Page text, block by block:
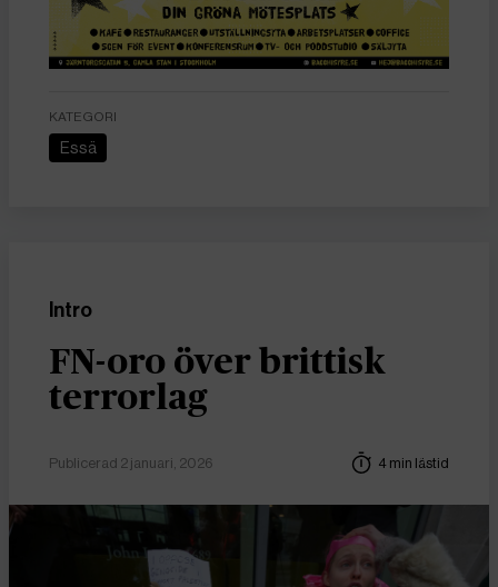
KATEGORI
Essä
Intro
FN-oro över brittisk
terrorlag
Publicerad 2 januari, 2026 4 min lästid